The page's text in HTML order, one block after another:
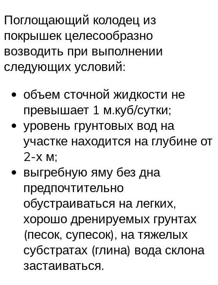
Поглощающий колодец из
покрышек целесообразно
возводить при выполнении
следующих условий:
объем сточной жидкости не
превышает 1 м.куб/сутки;
уровень грунтовых вод на
участке находится на глубине от
2-х м;
выгребную яму без дна
предпочтительно
обустраиваться на легких,
хорошо дренируемых грунтах
(песок, супесок), на тяжелых
субстратах (глина) вода склона
застаиваться.